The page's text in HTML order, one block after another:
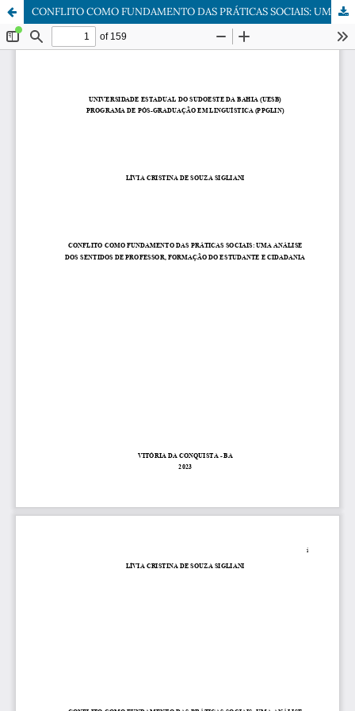
CONFLITO COMO FUNDAMENTO DAS PRÁTICAS SOCIAIS: UMA ANÁLISE DOS SENTIDOS DE PROFESSOR, FORMAÇÃO DO ESTUDANTE E CIDADANIA